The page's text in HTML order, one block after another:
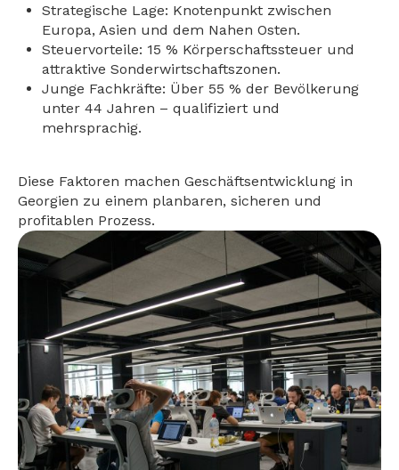
Strategische Lage: Knotenpunkt zwischen
Europa, Asien und dem Nahen Osten.
Steuervorteile: 15 % Körperschaftssteuer und
attraktive Sonderwirtschaftszonen.
Junge Fachkräfte: Über 55 % der Bevölkerung
unter 44 Jahren – qualifiziert und
mehrsprachig.
Diese Faktoren machen Geschäftsentwicklung in
Georgien zu einem planbaren, sicheren und
profitablen Prozess.